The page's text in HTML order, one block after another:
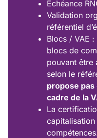
Échéance
Validation
référentiel
Blocs / VAE
blocs de
pouvant être
selon le
propose
cadre de la
La